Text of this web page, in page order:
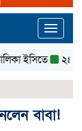
Toggle
ইসিতে ২৪ ঘণ্টায়
বাবা!